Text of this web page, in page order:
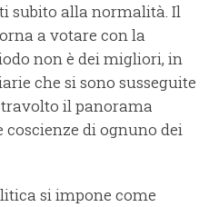
subito alla normalità. Il
a votare con la
non è dei migliori, in
che si sono susseguite
il panorama
di ognuno dei
si impone come